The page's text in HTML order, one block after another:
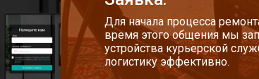
синтезатора Roland
и уплотнителей
Для начала процесса
время этого общения мы
устройства курьерской
логистику эффективно.